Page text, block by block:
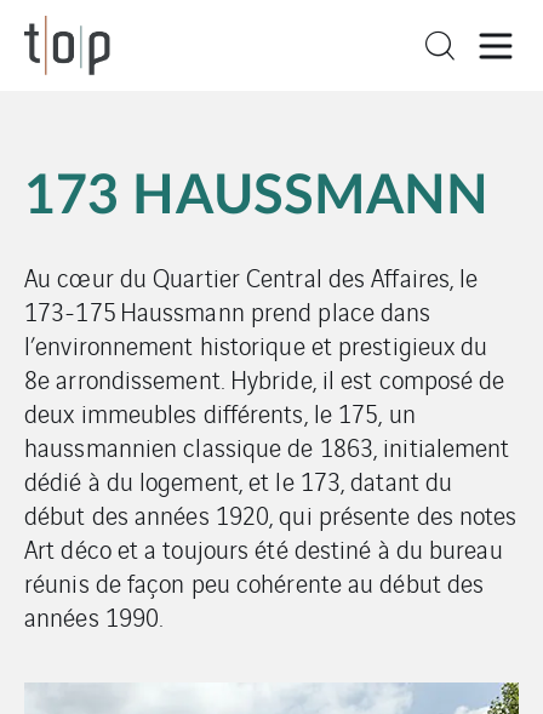
173 HAUSSMANN
Au cœur du Quartier Central des Affaires, le
173-175 Haussmann prend place dans
l’environnement historique et prestigieux du
8e arrondissement. Hybride, il est composé de
deux immeubles différents, le 175, un
haussmannien classique de 1863, initialement
dédié à du logement, et le 173, datant du
début des années 1920, qui présente des notes
Art déco et a toujours été destiné à du bureau
réunis de façon peu cohérente au début des
années 1990.